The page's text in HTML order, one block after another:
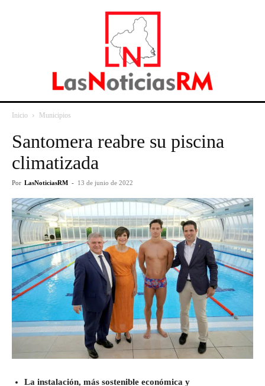
Inicio Municipios
Santomera reabre su piscina
climatizada
Por LasNoticiasRM - 13 de junio de 2022
La instalación, más sostenible económica y